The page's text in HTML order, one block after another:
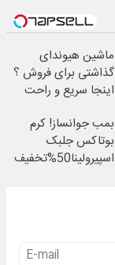
ماشین هیوندای
گذاشتی برای فروش ؟
اینجا سریع و راحت
بمب جوانساز! کرم
بوتاکس جلبک
اسپیرولینا50%تخفیف